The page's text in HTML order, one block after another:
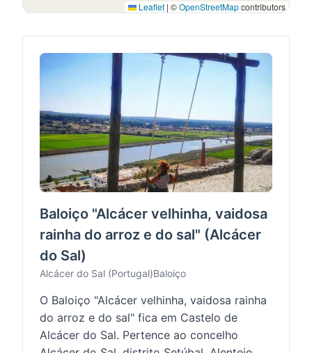
Leaflet | ©OpenStreetMapcontributors
Baloiço "Alcácer velhinha, vaidosa
rainha do arroz e do sal" (Alcácer
do Sal)
Alcácer do Sal (Portugal)Baloiço
O Baloiço "Alcácer velhinha, vaidosa rainha
do arroz e do sal" fica em Castelo de
Alcácer do Sal. Pertence ao concelho